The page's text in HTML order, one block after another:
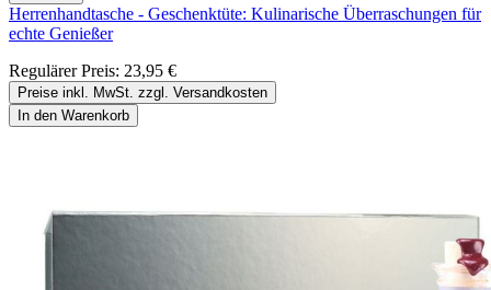
Herrenhandtasche - Geschenktüte: Kulinarische Überraschungen für
echte Genießer
Regulärer Preis: 23,95 €
Preise inkl. MwSt. zzgl. Versandkosten
In den Warenkorb